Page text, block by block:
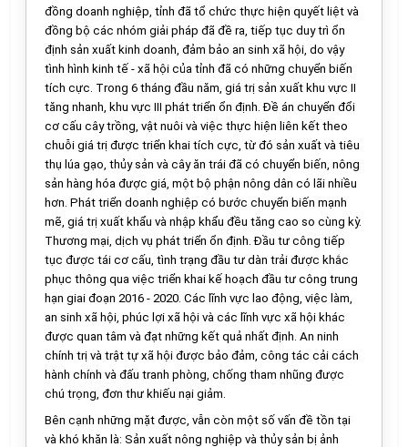
đồng doanh nghiệp, tỉnh đã tổ chức thực hiện quyết liệt và
đồng bộ các nhóm giải pháp đã đề ra, tiếp tục duy trì ổn
định sản xuất kinh doanh, đảm bảo an sinh xã hội, do vậy
tình hình kinh tế - xã hội của tỉnh đã có những chuyển biến
tích cực. Trong 6 tháng đầu năm, giá trị sản xuất khu vực II
tăng nhanh, khu vực III phát triển ổn định. Đề án chuyển đổi
cơ cấu cây trồng, vật nuôi và việc thực hiện liên kết theo
chuỗi giá trị được triển khai tích cực, từ đó sản xuất và tiêu
thụ lúa gạo, thủy sản và cây ăn trái đã có chuyển biến, nông
sản hàng hóa được giá, một bộ phận nông dân có lãi nhiều
hơn. Phát triển doanh nghiệp có bước chuyển biến mạnh
mẽ, giá trị xuất khẩu và nhập khẩu đều tăng cao so cùng kỳ.
Thương mại, dịch vụ phát triển ổn định. Đầu tư công tiếp
tục được tái cơ cấu, tình trạng đầu tư dàn trải được khắc
phục thông qua việc triển khai kế hoạch đầu tư công trung
hạn giai đoạn 2016 - 2020. Các lĩnh vực lao động, việc làm,
an sinh xã hội, phúc lợi xã hội và các lĩnh vực xã hội khác
được quan tâm và đạt những kết quả nhất định. An ninh
chính trị và trật tự xã hội được bảo đảm, công tác cải cách
hành chính và đấu tranh phòng, chống tham nhũng được
chú trọng, đơn thư khiếu nại giảm.
Bên cạnh những mặt được, vẫn còn một số vấn đề tồn tại
và khó khăn là: Sản xuất nông nghiệp và thủy sản bị ảnh